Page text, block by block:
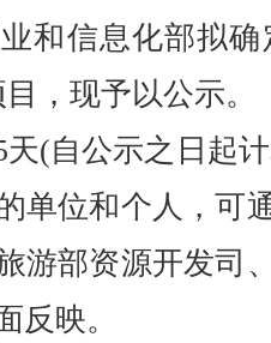
和信息化部拟确
，现予以公示。
自公示之日起计
单位和个人，可
游部资源开发司
反映。